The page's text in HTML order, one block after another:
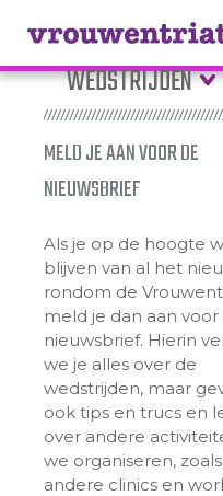
WEDSTRIJDEN
MELD JE AAN VOOR DE
NIEUWSBRIEF
Als je op de hoogte
blijven van al het
rondom de
meld je dan aan voor
nieuwsbrief. Hierin
we je alles over de
wedstrijden, maar
ook tips en trucs en
over andere
we organiseren,
andere clinics en